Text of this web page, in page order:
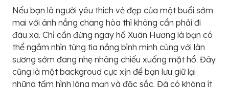
Nếu bạn là người yêu thích vẻ đẹp của một buổi sớm
mai với ánh nắng chang hòa thì không cần phải đi
đâu xa. Chỉ cần đứng ngay hồ Xuân Hương là bạn có
thể ngắm nhìn từng tia nắng bình minh cùng với làn
sương sớm đang nhẹ nhàng chiếu xuống mặt hồ. Đây
cũng là một backgroud cực xịn để bạn lưu giữ lại
những tấm hình lãng mạn và đặc sắc. Đã có không ít